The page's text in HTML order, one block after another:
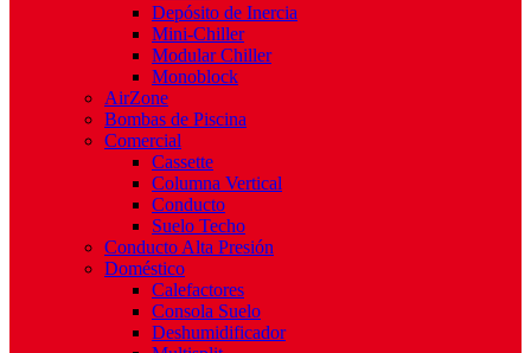
Depósito de Inercia
Mini-Chiller
Modular Chiller
Monoblock
AirZone
Bombas de Piscina
Comercial
Cassette
Columna Vertical
Conducto
Suelo Techo
Conducto Alta Presión
Doméstico
Calefactores
Consola Suelo
Deshumidificador